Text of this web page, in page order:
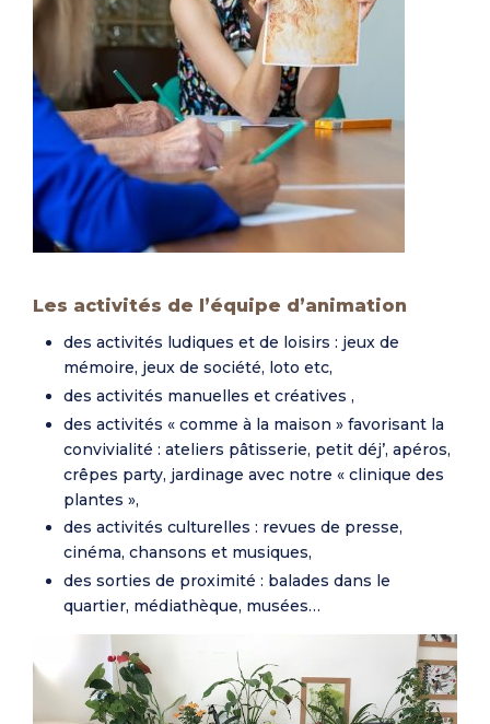
Les activités de l’équipe d’animation
des activités ludiques et de loisirs : jeux de
mémoire, jeux de société, loto etc,
des activités manuelles et créatives ,
des activités « comme à la maison » favorisant la
convivialité : ateliers pâtisserie, petit déj’, apéros,
crêpes party, jardinage avec notre « clinique des
plantes »,
des activités culturelles : revues de presse,
cinéma, chansons et musiques,
des sorties de proximité : balades dans le
quartier, médiathèque, musées…